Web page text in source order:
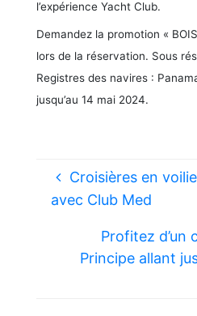
l’expérience Yacht Club.
Demandez la promotion «
lors de la réservation. Sous
Registres des navires :
jusqu’au 14 mai 2024.
Croisières en
avec Club Med
Profitez d’un
Principe allant